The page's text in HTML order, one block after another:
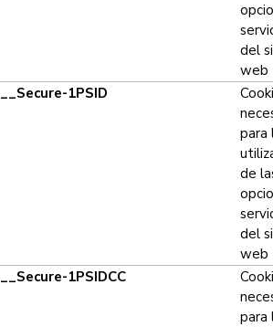
del
web
__Secure-1PSID
para
de
del
web
__Secure-1PSIDCC
para